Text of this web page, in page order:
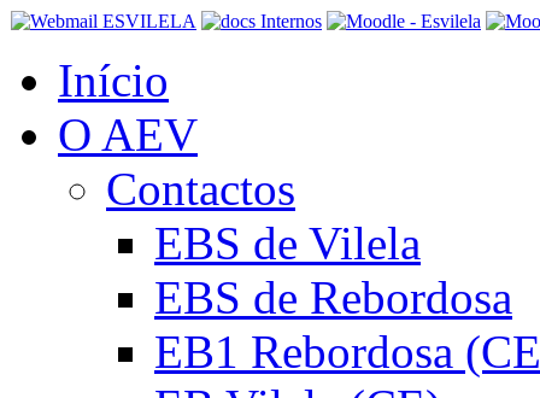
Início
O AEV
Contactos
EBS de Vilela
EBS de Rebordosa
EB1 Rebordosa